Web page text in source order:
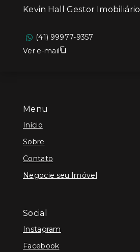
Menu
Início
Sobre
Contato
Negocie seu Imóvel
Social
Instagram
Facebook
Kevin Hall Gestor Imobiliário
(41) 99977-9357
Ver e-mail